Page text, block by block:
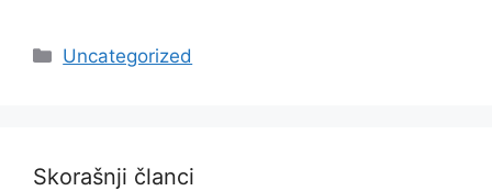
Categories
Uncategorized
Skorašnji članci